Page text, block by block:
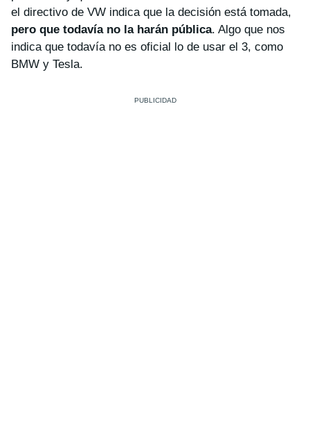
el directivo de VW indica que la decisión está tomada,
pero que todavía no la harán pública. Algo que nos
indica que todavía no es oficial lo de usar el 3, como
BMW y Tesla.